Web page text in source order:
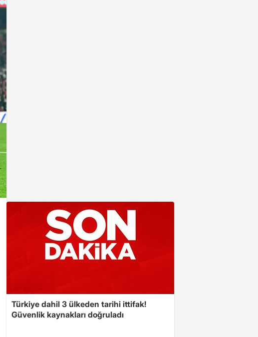
Türkiye dahil 3 ülkeden tarihi ittifak!
Güvenlik kaynakları doğruladı